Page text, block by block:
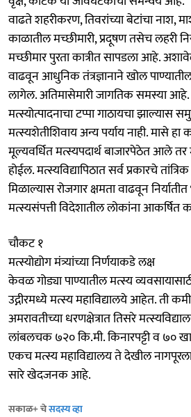
वाढते शहरीकरण, तिवरांच्या बेटांचा नाश,
काळातील मच्छीमारी, प्रदूषण तसेच लहरी
मच्छीमार पुरता कात्रीत सापडला आहे.
वाढवून आधुनिक तंत्रज्ञानाने खोल
लागेल. अतिमासेमारी जागतिक समस्या आहे.
मत्स्योत्पादनाचा टप्पा गाठायचा झाल्यास
मत्स्यशेतीशिवाय अन्य पर्याय नाही. मासे
मूल्यवर्धित मत्स्यपदार्थ बाजारपेठेत आले तर
होईल. मत्स्यविद्यापिठात सर्व प्रकारचे
मिळाल्यास रोजगार क्षमता वाढवून
मत्स्यसंपत्ती विदेशातील लोकांना
चौकट १
मत्स्योद्योग मंत्र्यांच्या निर्णयाकडे लक्ष
केवळ गोड्या पाण्यातील मत्स्य
उद्गीरमध्ये मत्स्य महाविद्यालये आहेत. ती
अमरावतीच्या धरणक्षेत्रात तिसरे
लांबलचक ७२० कि.मी. किनारपट्टी व ७०
एकच मत्स्य महाविद्यालय ते देखील नागपूरला
सारे खेदजनक आहे.
सकाळ+ चेसदस्य व्हा